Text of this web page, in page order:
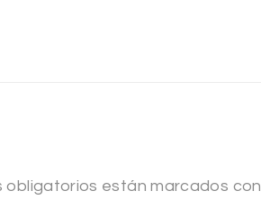
obligatorios están marcados con